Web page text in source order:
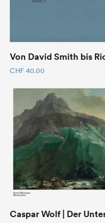
Von David Smith bis
CHF 40.00
Caspar Wolf | Der